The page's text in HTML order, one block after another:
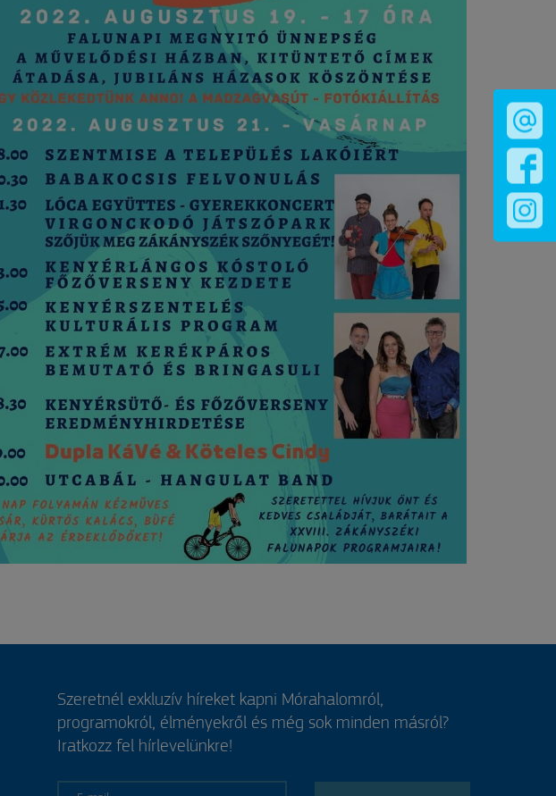
Szeretnél exkluzív híreket kapni Mórahalomról,
programokról, élményekről és még sok minden másról?
Iratkozz fel hírlevelünkre!